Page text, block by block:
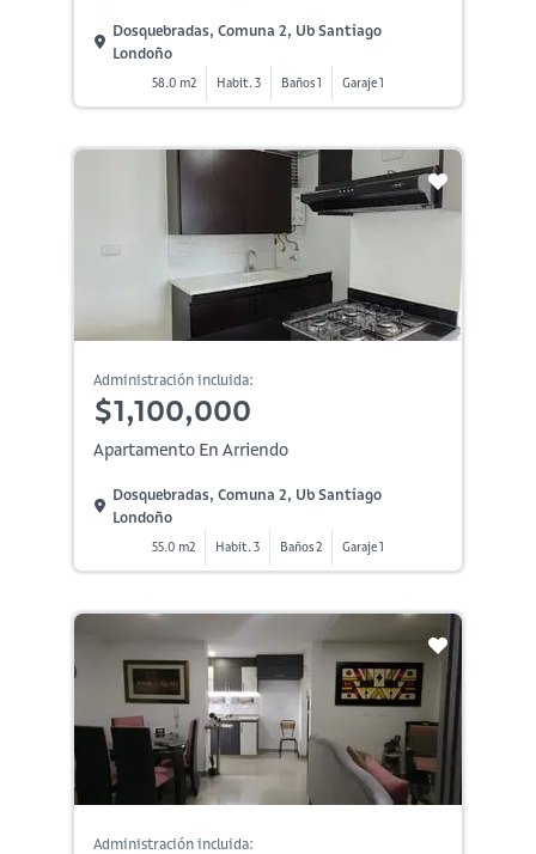
Dosquebradas, Comuna 2, Ub Santiago
Londoño
58.0 m2 Habit. 3 Baños 1 Garaje 1
Administración incluida:
$1,100,000
Apartamento En Arriendo
Dosquebradas, Comuna 2, Ub Santiago
Londoño
55.0 m2 Habit. 3 Baños 2 Garaje 1
Administración incluida: